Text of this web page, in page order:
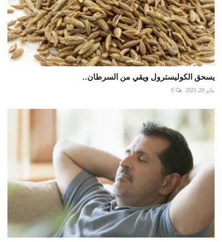
يسحق الكوليسترول ويقي من السرطان..
يناير 29, 2025 0